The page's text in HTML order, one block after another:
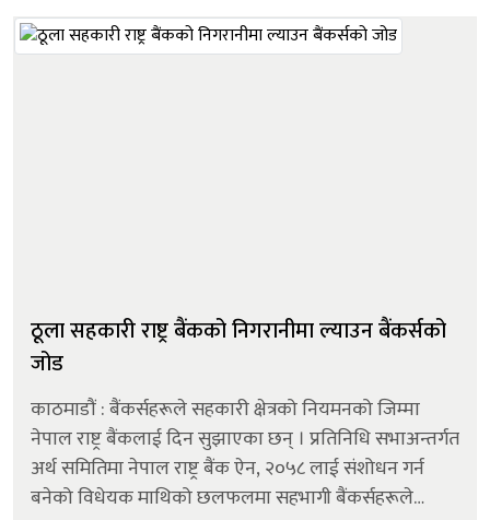
ठूला सहकारी राष्ट्र बैंकको निगरानीमा ल्याउन बैंकर्सको
जोड
काठमाडौं : बैंकर्सहरूले सहकारी क्षेत्रको नियमनको जिम्मा
नेपाल राष्ट्र बैंकलाई दिन सुझाएका छन् । प्रतिनिधि सभाअन्तर्गत
अर्थ समितिमा नेपाल राष्ट्र बैंक ऐन, २०५८ लाई संशोधन गर्न
बनेको विधेयक माथिको छलफलमा सहभागी बैंकर्सहरूले